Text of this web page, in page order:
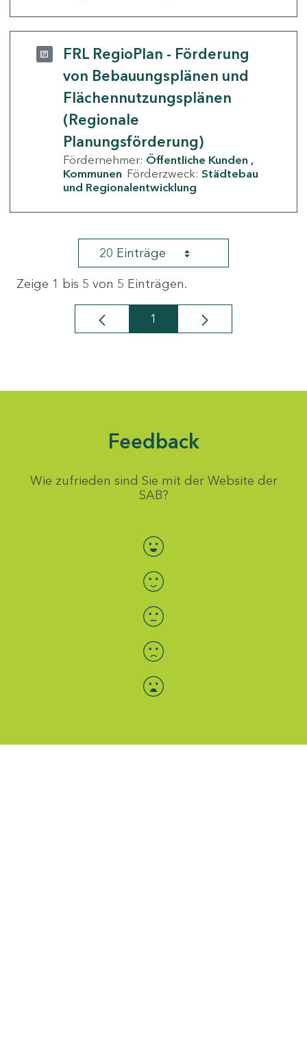
FRL RegioPlan - Förderung
von Bebauungsplänen und
Flächennutzungsplänen
(Regionale
Planungsförderung)
Fördernehmer: Öffentliche Kunden
Kommunen Förderzweck: Städtebau
und Regionalentwicklung
20 Einträge
Zeige 1 bis 5 von 5 Einträgen.
Seite
1
Feedback
Wie zufrieden sind Sie mit der Website der
SAB?
Bewertung auswählen